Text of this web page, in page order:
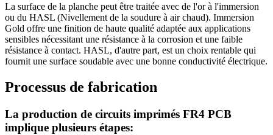
La surface de la planche peut être traitée avec de l'or à l'immersion
ou du HASL (Nivellement de la soudure à air chaud). Immersion
Gold offre une finition de haute qualité adaptée aux applications
sensibles nécessitant une résistance à la corrosion et une faible
résistance à contact. HASL, d'autre part, est un choix rentable qui
fournit une surface soudable avec une bonne conductivité électrique.
Processus de fabrication
La production de circuits imprimés FR4 PCB
implique plusieurs étapes: